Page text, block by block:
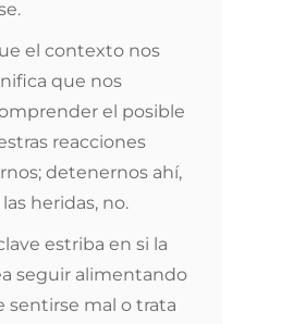
el contexto nos
que nos
el posible
reacciones
detenernos ahí,
heridas, no.
estriba en si la
seguir alimentando
sentirse mal o trata